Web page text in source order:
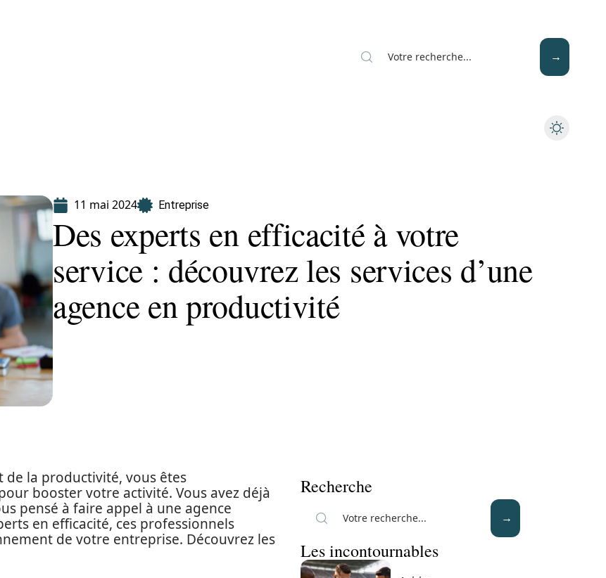
11 mai 2024 Entreprise
Des experts en efficacité à votre
service : découvrez les services d’une
agence en productivité
de la productivité, vous êtes
booster votre activité. Vous avez déjà
pensé à faire appel à une agence
en efficacité, ces professionnels
de votre entreprise. Découvrez les
Recherche
Les incontournables